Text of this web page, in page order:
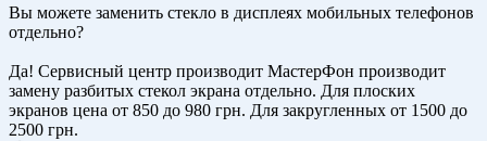
Вы можете заменить стекло в дисплеях мобильных телефонов
отдельно?
Да! Сервисный центр производит МастерФон производит
замену разбитых стекол экрана отдельно. Для плоских
экранов цена от 850 до 980 грн. Для закругленных от 1500 до
2500 грн.